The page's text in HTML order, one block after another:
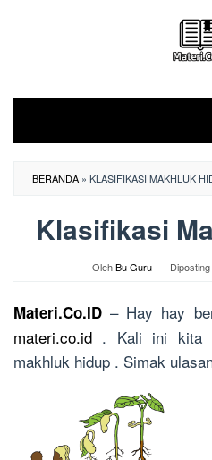
BERANDA » KLASIFIKASI MAKHLUK
Klasifikasi
OlehBu Guru
Materi.Co.ID – Hay hay
materi.co.id . Kali ini kita
makhluk hidup . Simak